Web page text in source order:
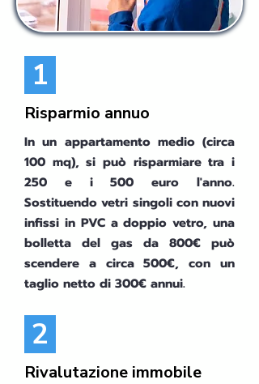
1
Risparmio annuo
In un appartamento medio (circa
100 mq), si può risparmiare tra i
250 e i 500 euro l'anno.
Sostituendo vetri singoli con nuovi
infissi in PVC a doppio vetro, una
bolletta del gas da 800€ può
scendere a circa 500€, con un
taglio netto di 300€ annui.
2
Rivalutazione immobile